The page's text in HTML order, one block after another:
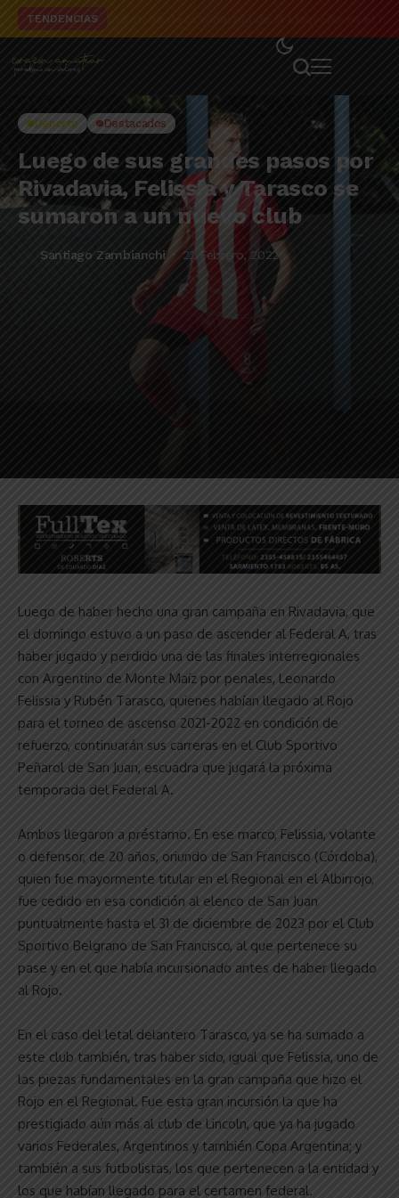
TENDENCIAS
Deporte Destacados
Luego de sus grandes pasos por
Rivadavia, Felissia y Tarasco se
sumaron a un nuevo club
Santiago Zambianchi 22 Febrero, 2022
Luego de haber hecho una gran campaña en Rivadavia, que
el domingo estuvo a un paso de ascender al Federal A, tras
haber jugado y perdido una de las finales interregionales
con Argentino de Monte Maíz por penales, Leonardo
Felissia y Rubén Tarasco, quienes habían llegado al Rojo
para el torneo de ascenso 2021-2022 en condición de
refuerzo, continuarán sus carreras en el Club Sportivo
Peñarol de San Juan, escuadra que jugará la próxima
temporada del Federal A.
Ambos llegaron a préstamo. En ese marco, Felissia, volante
o defensor, de 20 años, oriundo de San Francisco (Córdoba),
quien fue mayormente titular en el Regional en el Albirrojo,
fue cedido en esa condición al elenco de San Juan
puntualmente hasta el 31 de diciembre de 2023 por el Club
Sportivo Belgrano de San Francisco, al que pertenece su
pase y en el que había incursionado antes de haber llegado
al Rojo.
En el caso del letal delantero Tarasco, ya se ha sumado a
este club también, tras haber sido, igual que Felissia, uno de
las piezas fundamentales en la gran campaña que hizo el
Rojo en el Regional. Fue esta gran incursión la que ha
prestigiado aún más al club de Lincoln, que ya ha jugado
varios Federales, Argentinos y también Copa Argentina; y
también a sus futbolistas, los que pertenecen a la entidad y
los que habían llegado para el certamen federal.